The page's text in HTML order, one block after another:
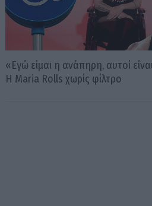
«Εγώ είμαι η ανάπηρη, αυτοί
Η Maria Rolls χωρίς φίλτρο